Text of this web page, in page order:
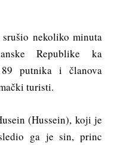
nekoliko minuta
Republike ka
putnika i članova
turisti.
(Hussein), koji je
ga je sin, princ